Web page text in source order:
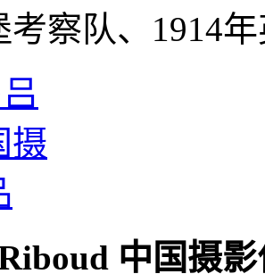
考察队、1914
中国摄